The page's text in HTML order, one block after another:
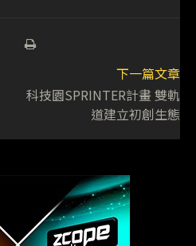
下一篇文章
科技園SPRINTER計畫 雙軌
道建立初創生態